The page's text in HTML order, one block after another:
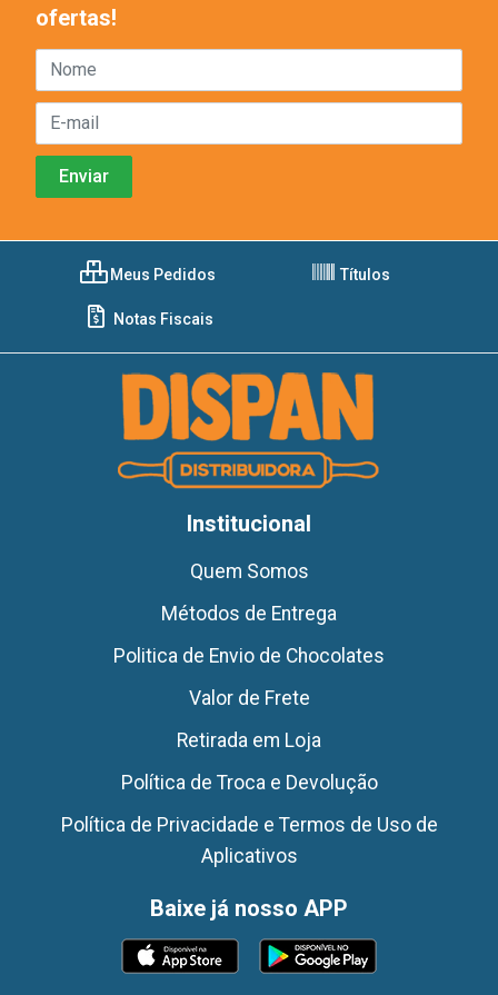
ofertas!
Meus Pedidos Títulos
Notas Fiscais
Institucional
Quem Somos
Métodos de Entrega
Politica de Envio de Chocolates
Valor de Frete
Retirada em Loja
Política de Troca e Devolução
Política de Privacidade e Termos de Uso de
Aplicativos
Baixe já nosso APP